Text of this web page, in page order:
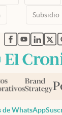
Subsidio
abre enabre en
abre
de WhatsApp